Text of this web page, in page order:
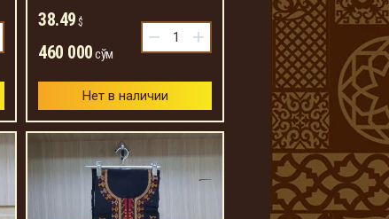
38.49 $
460 000сўм
− +
Нет в наличии